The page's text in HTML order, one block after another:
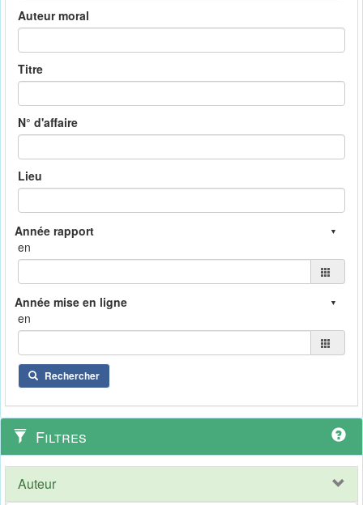
Auteur moral
Titre
N° d'affaire
Lieu
en
en
Rechercher
Filtres
Auteur